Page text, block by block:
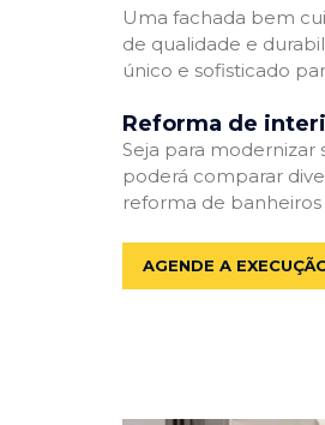
Uma fachada bem
de qualidade e
único e sofisticado
Reforma de
Seja para modernizar
poderá comparar
reforma de
AGENDE A